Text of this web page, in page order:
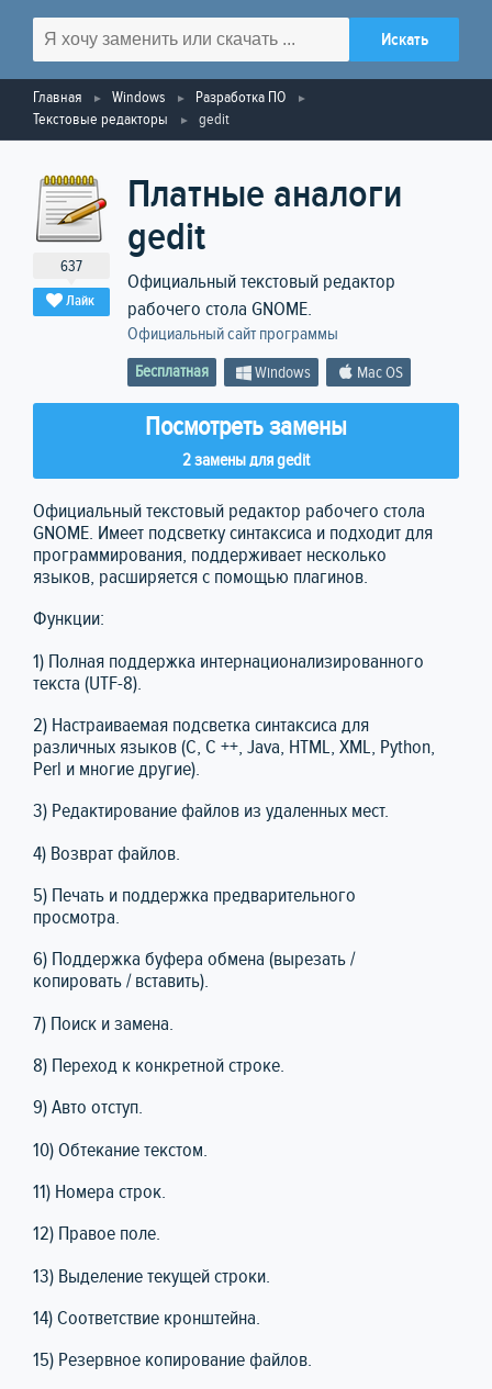
Главная Windows
Разработка ПО
Текстовые редакторы
gedit
637
Лайк
Платные аналоги
gedit
Официальный текстовый редактор
рабочего стола GNOME.
Официальный сайт программы
Бесплатная Windows Mac OS
Посмотреть замены
2 замены для gedit
Официальный текстовый редактор рабочего стола
GNOME. Имеет подсветку синтаксиса и подходит для
программирования, поддерживает несколько
языков, расширяется с помощью плагинов.
Функции:
1) Полная поддержка интернационализированного
текста (UTF-8).
2) Настраиваемая подсветка синтаксиса для
различных языков (C, C ++, Java, HTML, XML, Python,
Perl и многие другие).
3) Редактирование файлов из удаленных мест.
4) Возврат файлов.
5) Печать и поддержка предварительного
просмотра.
6) Поддержка буфера обмена (вырезать /
копировать / вставить).
7) Поиск и замена.
8) Переход к конкретной строке.
9) Авто отступ.
10) Обтекание текстом.
11) Номера строк.
12) Правое поле.
13) Выделение текущей строки.
14) Соответствие кронштейна.
15) Резервное копирование файлов.